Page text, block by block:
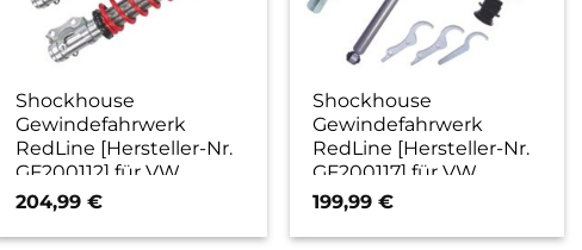
Shockhouse
Gewindefahrwerk
RedLine [Hersteller-Nr.
GF200112] für VW
204,99 €
Shockhouse
Gewindefahrwerk
RedLine [Hersteller-Nr.
GF200117] für VW
199,99€